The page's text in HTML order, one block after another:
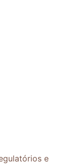
e